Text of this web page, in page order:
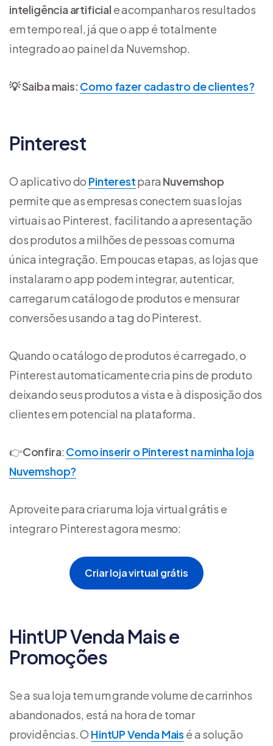
inteligência artificial e acompanhar os resultados
em tempo real, já que o app é totalmente
integrado ao painel da Nuvemshop.
💡 Saiba mais: Como fazer cadastro de clientes?
Pinterest
O aplicativo do Pinterestpara Nuvemshop
permite que as empresas conectem suas lojas
virtuais ao Pinterest, facilitando a apresentação
dos produtos a milhões de pessoas com uma
única integração. Em poucas etapas, as lojas que
instalaram o app podem integrar, autenticar,
carregar um catálogo de produtos e mensurar
conversões usando a tag do Pinterest.
Quando o catálogo de produtos é carregado, o
Pinterest automaticamente cria pins de produto
deixando seus produtos a vista e à disposição dos
clientes em potencial na plataforma.
👉Confira: Como inserir o Pinterest na minha loja
Nuvemshop?
Aproveite para criar uma loja virtual grátis e
integrar o Pinterest agora mesmo:
Criar loja virtual grátis
HintUP Venda Mais e
Promoções
Se a sua loja tem um grande volume de carrinhos
abandonados, está na hora de tomar
providências. O HintUP Venda Mais é a solução